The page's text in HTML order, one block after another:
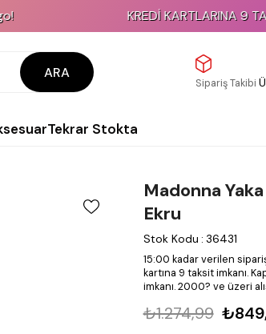
KREDİ KARTLARINA 9 TAKSİT
ARA
Sipariş Takibi
Tekrar Stokta
Madonna
Ekru
Stok Kodu : 36431
15:00 kadar verilen
kartına 9 taksit imkanı.
imkanı. 2000? ve üzeri
₺1.274,99